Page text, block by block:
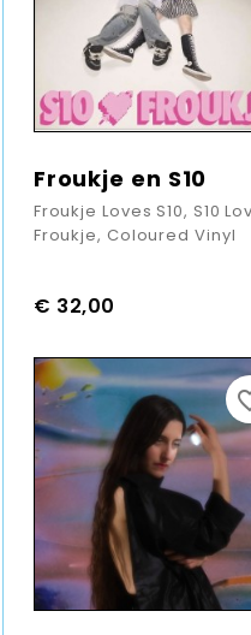
(8)
Froukje en S10
Froukje Loves S10, S10
Froukje, Coloured Vinyl
€ 32,00